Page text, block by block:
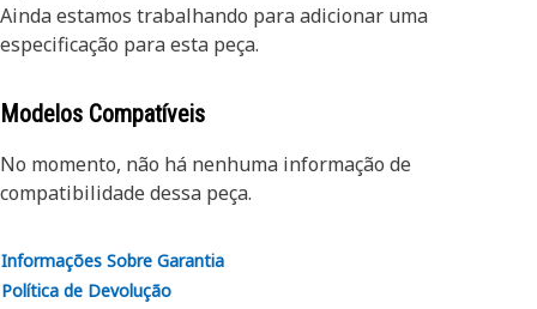
Ainda estamos trabalhando para adicionar uma
especificação para esta peça.
Modelos Compatíveis
No momento, não há nenhuma informação de
compatibilidade dessa peça.
Informações Sobre Garantia
Política de Devolução